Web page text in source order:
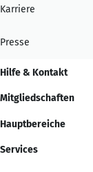
Karriere
Presse
Hilfe & Kontakt
Mitgliedschaften
Hauptbereiche
Services